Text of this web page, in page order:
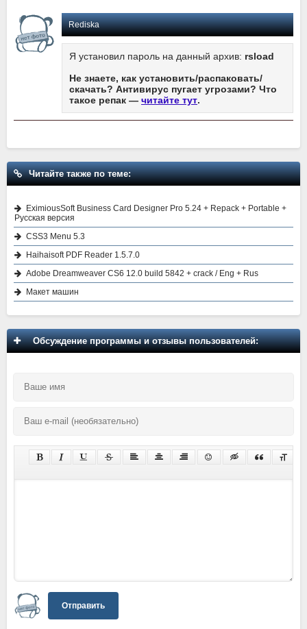
Rediska
Я установил пароль на данный архив: rsload
Не знаете, как установить/распаковать/
скачать? Антивирус пугает угрозами? Что
такое репак — читайте тут.
Читайте также по теме:
EximiousSoft Business Card Designer Pro 5.24 + Repack + Portable +
Русская версия
CSS3 Menu 5.3
Haihaisoft PDF Reader 1.5.7.0
Adobe Dreamweaver CS6 12.0 build 5842 + crack / Eng + Rus
Макет машин
Обсуждение программы и отзывы пользователей:
Отправить